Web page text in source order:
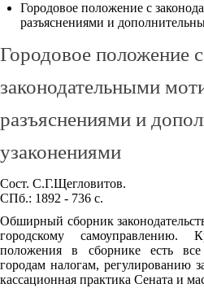
Городовое положение с
разъяснениями и
Городовое положение с
законодательными
разъяснениями и
узаконениями
Сост. С.Г.Щегловитов.
СПб.: 1892 - 736 с.
Обширный сборник
городскому самоуправлению.
положения в сборнике есть
городам налогам, регулированию
кассационная практика Сената и